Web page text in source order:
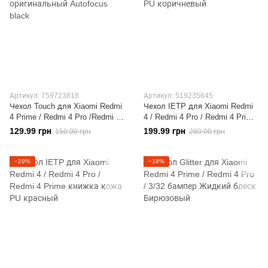
Артикул: 759723818
Чехол Touch для Xiaomi Redmi
4 Prime / Redmi 4 Pro /Redmi 4
3/32 Бампер оригинальный
Autofocus black
129.99 грн 150.00 грн
Артикул: 519235645
Чехол IETP для Xiaomi Redmi
4 / Redmi 4 Pro / Redmi 4 Prime
книжка кожа PU коричневый
199.99 грн 280.00 грн
−29% −18%